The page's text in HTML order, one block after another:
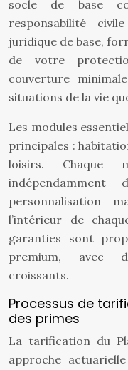
socle de base
responsabilité
juridique de base,
de votre
couverture
situations de la vie
Les modules
principales :
loisirs. Chaque
personnalisation
l’intérieur de
garanties sont
premium, avec
croissants.
Processus de
des primes
La tarification du
approche